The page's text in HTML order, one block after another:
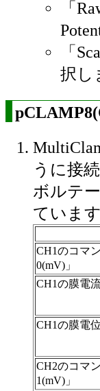
「
「
択し
うに接
ボルテ
ています
CH1のコマ
0(mV)」
CH1の膜電
CH1の膜電
CH2のコマ
1(mV)」